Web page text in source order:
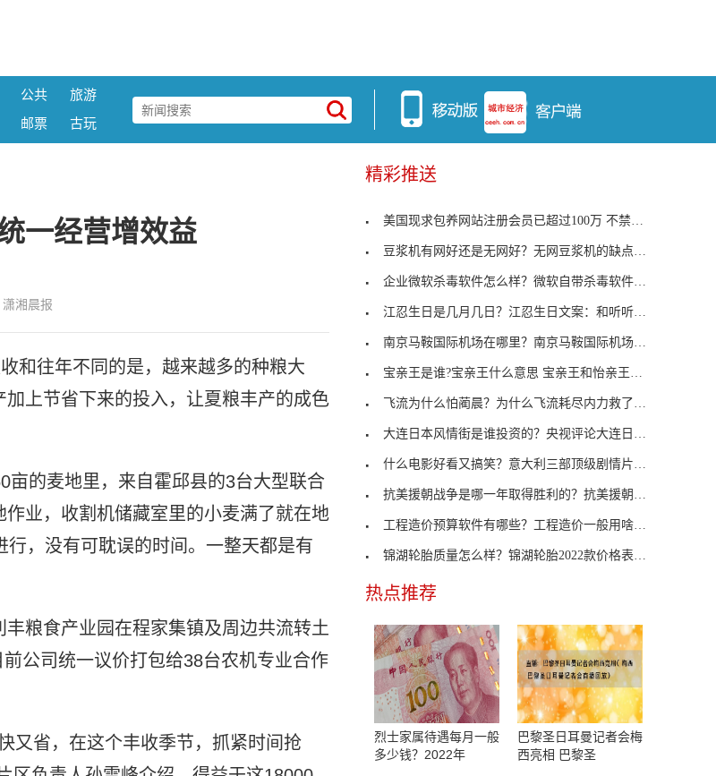
公共
旅游
邮票 古玩
一经营增效益
潇湘晨报
和往年不同的是，越来越多的种粮大
上节省下来的投入，让夏粮丰产的成色
亩的麦地里，来自霍邱县的3台大型联合
业，收割机储藏室里的小麦满了就在地
，没有可耽误的时间。一整天都是有
粮食产业园在程家集镇及周边共流转土
公司统一议价打包给38台农机专业合作
又省，在这个丰收季节，抓紧时间抢
精彩推送
美国现求包养网站注册会员已超过100万 不禁令人大
豆浆机有网好还是无网好？无网豆浆机的缺点有哪些？
企业微软杀毒软件怎么样？微软自带杀毒软件评测来了
江忍生日是几月几日？江忍生日文案：和听听吃草莓蛋
南京马鞍国际机场在哪里？南京马鞍国际机场航班时刻
宝亲王是谁?宝亲王什么意思 宝亲王和怡亲王什么关
飞流为什么怕蔺晨？为什么飞流耗尽内力救了梅长苏？
大连日本风情街是谁投资的？央视评论大连日本风情
什么电影好看又搞笑？意大利三部顶级剧情片你看过吗
抗美援朝战争是哪一年取得胜利的？抗美援朝战争是谁
工程造价预算软件有哪些？工程造价一般用啥软件比较
锦湖轮胎质量怎么样？锦湖轮胎2022款价格表来了
热点推荐
烈士家属待遇每月一般
多少钱？2022年
巴黎圣日耳曼记者会梅
西亮相 巴黎圣